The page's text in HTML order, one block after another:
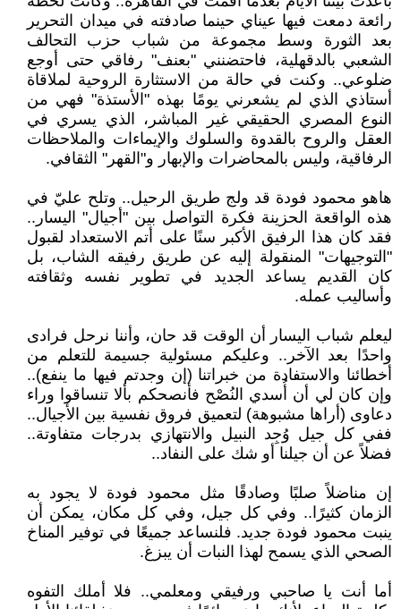
رائعة دمعت فيها عيناي حينما صادفته في ميدان التحرير
بعد الثورة وسط مجموعة من شباب حزب التحالف
الشعبي بالدقهلية، فاحتضنني "بعنف" رفاقي حتى أوجع
ضلوعي.. وكنت في حالة من الاستثارة الروحية لملاقاة
أستاذي الذي لم يشعرني يومًا بهذه "الأستذة" فهي من
النوع المصري الحقيقي غير المباشر، الذي يسري في
العقل والروح بالقدوة والسلوك والإيماءات والملاحظات
الرفاقية، وليس بالمحاضرات والإبهار و"القهر" الثقافي.
هاهو محمود فودة قد ولج طريق الرحيل.. وتلح عليّ في
هذه الواقعة الحزينة فكرة التواصل بين "أجيال" اليسار..
فقد كان هذا الرفيق الأكبر سنًا على أتم الاستعداد لقبول
"التوجيهات" المنقولة إليه عن طريق رفيقه الشاب، بل
كان القديم يساعد الجديد في تطوير نفسه وثقافته
وأساليب عمله.
ليعلم شباب اليسار أن الوقت قد حان، وأننا نرحل فرادى
واحدًا بعد الآخر.. وعليكم مسئولية جسيمة للتعلم من
أخطائنا والاستفادة من خبراتنا (إن وجدتم فيها ما ينفع)..
وإن كان لي أن أُسدي النُصْح فأنصحكم بألا تنساقوا وراء
دعاوى (أراها مشبوهة) لتعميق فروق نفسية بين الأجيال..
ففي كل جيل وُجِد النبيل والانتهازي بدرجات متفاوتة..
فضلاً عن أن جيلنا أو شك على النفاد..
إن مناضلاً صلبًا وصادقًا مثل محمود فودة لا يجود به
الزمان كثيرًا.. وفي كل جيل، وفي كل مكان، يمكن أن
ينبت محمود فودة جديد. فلنساعد جميعًا في توفير المناخ
الصحي الذي يسمح لهذا النبات أن يبزغ.
أما أنت يا صاحبي ورفيقي ومعلمي.. فلا أملك التفوه